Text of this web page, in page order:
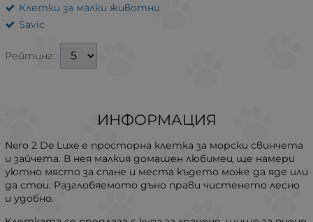
Клетки за малки животни
Savic
Рейтинг:
ИНФОРМАЦИЯ
Nero 2 De Luxe е просторна клетка за морски свинчета
и зайчета. В нея малкия домашен любимец ще намери
уютно място за спане и места където може да яде или
да стои. Разглобяемото дъно прави чистенето лесно
и удобно.